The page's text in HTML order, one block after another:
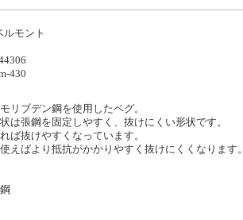
ルモント
430
リブデン鋼を使用したペグ。
は張鋼を固定しやすく、抜けにくい形状です。
ば抜けやすくなっています。
えばより抵抗がかかりやすく抜けにくくなります。